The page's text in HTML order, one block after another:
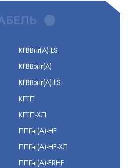
КГВВнг(А)-LS
КГВВэнг(А)
КГВВэнг(А)-LS
КГТП
КГТП-ХЛ
ППГнг(А)-HF
ППГнг(А)-HF-ХЛ
ППГнг(А)-FRHF